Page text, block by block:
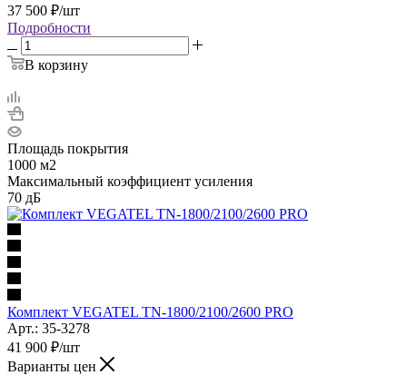
37 500 ₽/шт
Подробности
В корзину
Площадь покрытия
1000 м2
Максимальный коэффициент усиления
70 дБ
Комплект VEGATEL TN-1800/2100/2600 PRO
Арт.: 35-3278
41 900 ₽/шт
Варианты цен